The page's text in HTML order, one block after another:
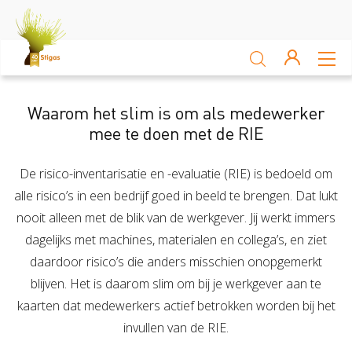
Sectoren
Akkerbouw en vollegrondsteelt Bloembollenteelt en
Veiligheid
Veiligheid
Risico Inventarisatie & Evaluatie (RIE)
Verzuim
Sluiten
Waarom het slim is om als medewerker
mee te doen met de RIE
De risico-inventarisatie en -evaluatie (RIE) is bedoeld om
alle risico’s in een bedrijf goed in beeld te brengen. Dat lukt
nooit alleen met de blik van de werkgever. Jij werkt immers
dagelijks met machines, materialen en collega’s, en ziet
daardoor risico’s die anders misschien onopgemerkt
blijven. Het is daarom slim om bij je werkgever aan te
kaarten dat medewerkers actief betrokken worden bij het
invullen van de RIE.